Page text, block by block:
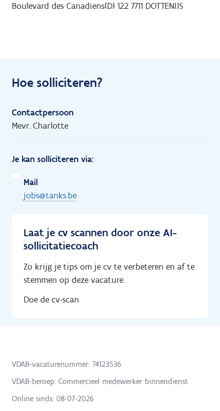
Boulevard des Canadiens(D) 122 7711 DOTTENIJS
Hoe solliciteren?
Contactpersoon
Mevr. Charlotte
Je kan solliciteren via:
Mail
jobs@tanks.be
Laat je cv scannen door onze AI-
sollicitatiecoach
Zo krijg je tips om je cv te verbeteren en af te
stemmen op deze vacature.
Doe de cv-scan
VDAB-vacaturenummer: 74123536
VDAB-beroep: Commercieel medewerker binnendienst
Online sinds: 08-07-2026